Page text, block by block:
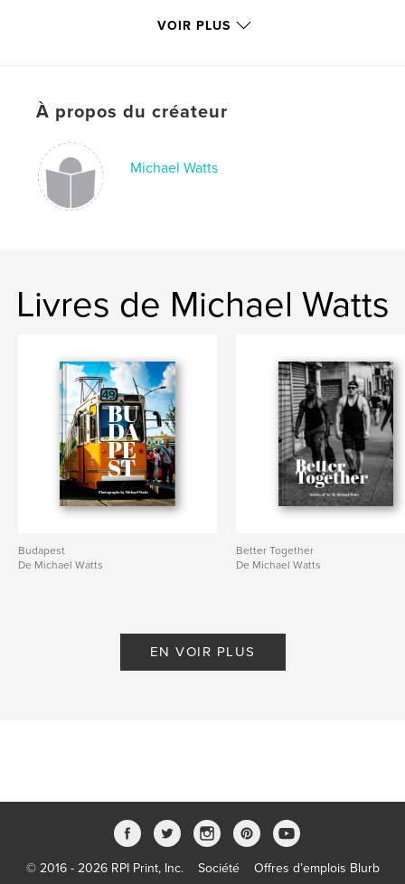
Harlem
VOIR PLUS
À propos du créateur
Michael Watts
Livres de Michael Watts
Budapest
De Michael Watts
Better Together
De Michael Watts
EN VOIR PLUS
© 2016 - 2026 RPI Print, Inc. Société Offres d’emplois Blurb